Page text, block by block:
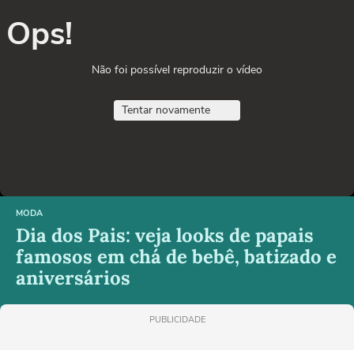
Ops!
Não foi possível reproduzir o vídeo
Tentar novamente
MODA
Dia dos Pais: veja looks de papais
famosos em chá de bebê, batizado e
aniversários
PUBLICIDADE